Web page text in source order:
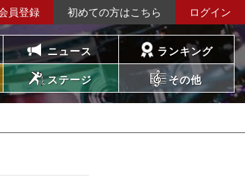
員登録 初めての方はこちら ログイン
ニュース ランキング
ステージ その他